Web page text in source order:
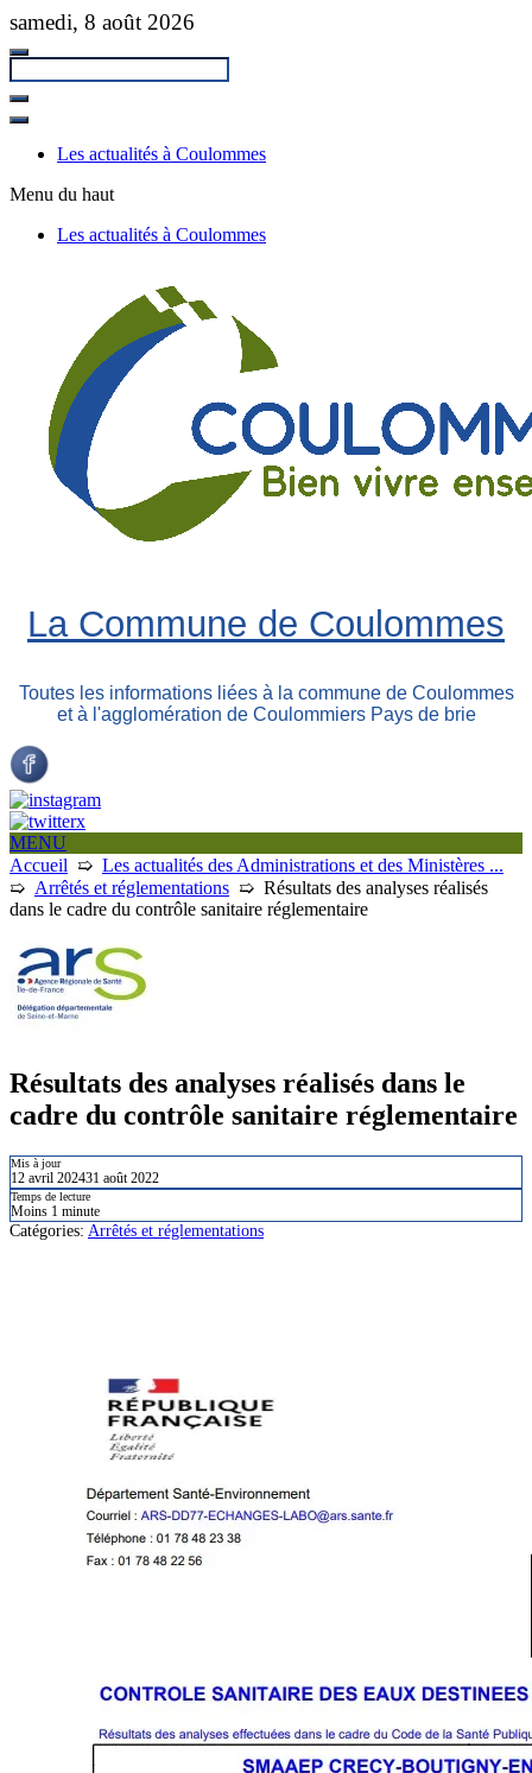
Passer
contenu
principal
samedi, 8 août 2026
Fermer
rechercheLes actualités à Coulommes
Menu du haut
Les actualités à Coulommes
La Commune de Coulommes
Toutes les informations liées à la commune de Coulommes
et à l'agglomération de Coulommiers Pays de brie
MENU
Accueil ➯ Les actualités des Administrations et des Ministères ...
➯ Arrêtés et réglementations ➯ Résultats des analyses réalisés
dans le cadre du contrôle sanitaire réglementaire
Résultats des analyses réalisés dans le
cadre du contrôle sanitaire réglementaire
Mis à jour
12 avril 202431 août 2022
Temps de lecture
Moins 1 minute
Catégories: Arrêtés et réglementations